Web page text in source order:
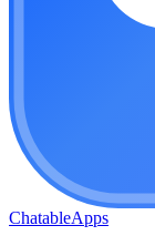
ChatableApps